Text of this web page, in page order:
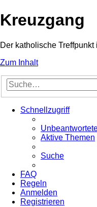
Kreuzgang
Der katholische Treffpunkt
Zum Inhalt
Schnellzugriff
Aktive Themen
Suche
FAQ
Regeln
Anmelden
Registrieren